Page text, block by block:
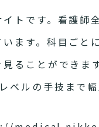
トです。看護師
ます。科目ごと
ることができま
ベルの手技まで